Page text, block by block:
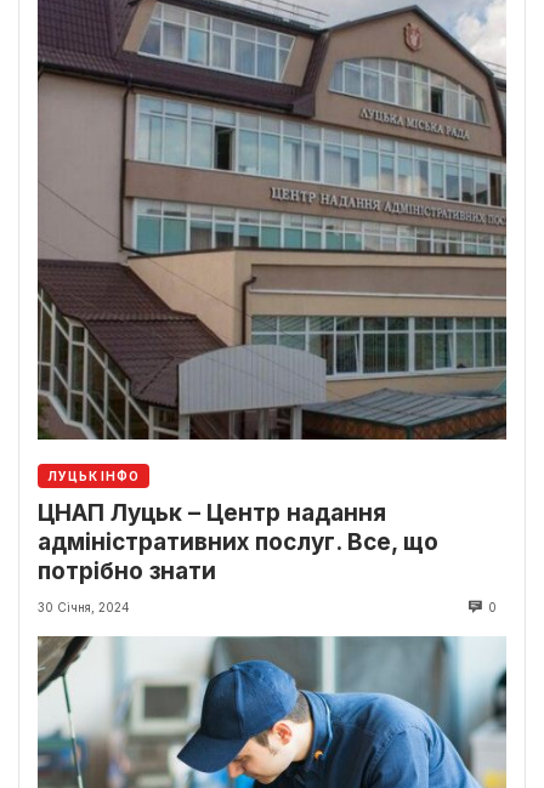
ЛУЦЬК ІНФО
ЦНАП Луцьк – Центр надання
адміністративних послуг. Все, що
потрібно знати
30 Січня, 2024 0